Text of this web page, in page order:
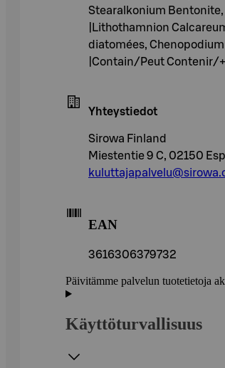
Stearalkonium Bentonite,
|Lithothamnion
diatomées,
|Contain/Peut Contenir/
Yhteystiedot
Sirowa Finland
Miestentie 9 C, 02150
EAN
3616306379732
Päivitämme palvelun tuotetietoja
Käyttöturvallisuus